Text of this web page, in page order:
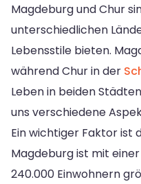
Magdeburg und Chur
unterschiedlichen
Lebensstile bieten.
während Chur in der
Leben in beiden
uns verschiedene
Ein wichtiger Faktor ist
Magdeburg ist mit
240.000 Einwohnern